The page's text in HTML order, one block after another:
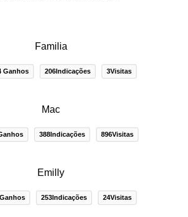
Familia
Ganhos 206Indicações 3Visitas
Mac
388Indicações 896Visitas
Emilly
253Indicações 24Visitas